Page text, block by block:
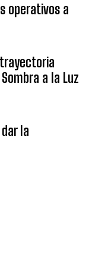
operativos a
a la Luz
la